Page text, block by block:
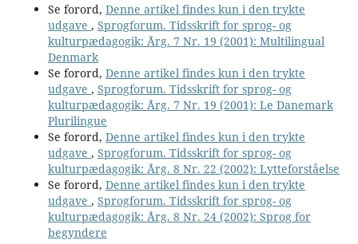
Se forord, Denne artikel findes kun i den trykte
udgave , Sprogforum. Tidsskrift for sprog- og
kulturpædagogik: Årg. 7 Nr. 19 (2001): Multilingual
Denmark
Se forord, Denne artikel findes kun i den trykte
udgave , Sprogforum. Tidsskrift for sprog- og
kulturpædagogik: Årg. 7 Nr. 19 (2001): Le Danemark
Plurilingue
Se forord, Denne artikel findes kun i den trykte
udgave , Sprogforum. Tidsskrift for sprog- og
kulturpædagogik: Årg. 8 Nr. 22 (2002): Lytteforståelse
Se forord, Denne artikel findes kun i den trykte
udgave , Sprogforum. Tidsskrift for sprog- og
kulturpædagogik: Årg. 8 Nr. 24 (2002): Sprog for
begyndere